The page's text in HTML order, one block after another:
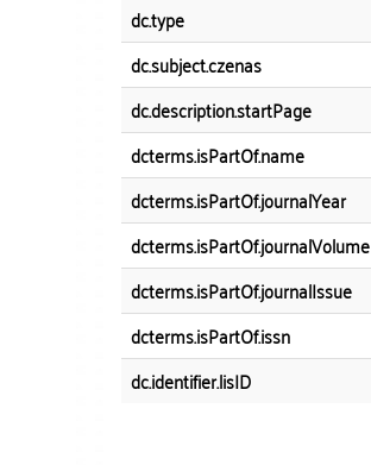
dc.type
dc.subject.czenas
dc.description.startPage
dcterms.isPartOf.name
dcterms.isPartOf.journalYear
dcterms.isPartOf.journalVolume
dcterms.isPartOf.journalIssue
dcterms.isPartOf.issn
dc.identifier.lisID